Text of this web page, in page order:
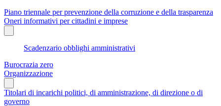
Piano triennale per prevenzione della corruzione e della trasparenza
Oneri informativi per cittadini e imprese
Scadenzario obblighi amministrativi
Burocrazia zero
Organizzazione
Titolari di incarichi politici, di amministrazione, di direzione o di
governo